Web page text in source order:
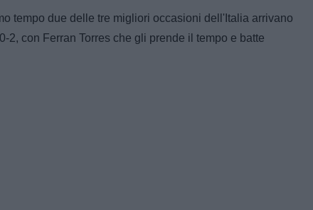
tempo due delle tre migliori occasioni dell'Italia arrivano
2, con Ferran Torres che gli prende il tempo e batte